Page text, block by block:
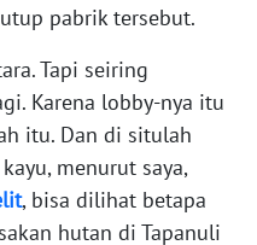
pabrik tersebut.
Tapi seiring
Karena lobby-nya itu
itu. Dan di situlah
menurut saya,
, bisa dilihat betapa
hutan di Tapanuli